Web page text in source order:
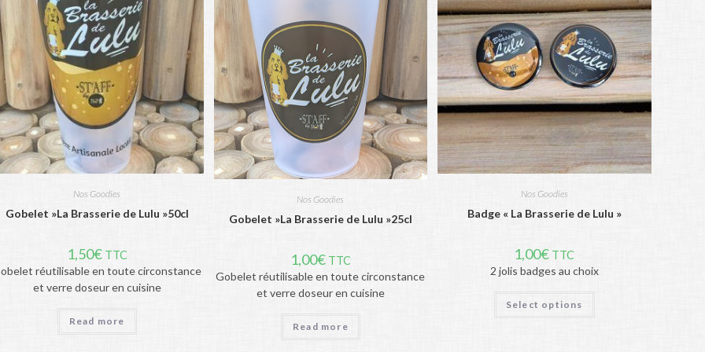
Nos Goodies
Gobelet »La Brasserie de Lulu »50cl
1,50€ TTC
réutilisable en toute circonstance
et verre doseur en cuisine
Read more
Nos Goodies
Gobelet »La Brasserie de Lulu »25cl
1,00€ TTC
Gobelet réutilisable en toute circonstance
et verre doseur en cuisine
Read more
Nos Goodies
Badge « La Brasserie de Lulu »
1,00€ TTC
2 jolis badges au choix
Select options